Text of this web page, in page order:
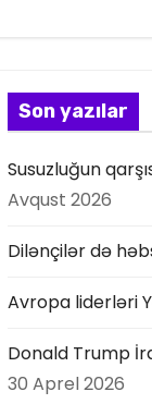
Son yazılar
Susuzluğun
Avqust 2026
Dilənçilər də
Avropa liderləri
Donald Trump
30 Aprel 2026